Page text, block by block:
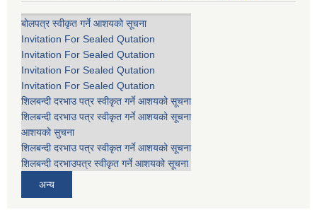
बोलपत्र स्वीकृत गर्ने आशयको सूचना
Invitation For Sealed Qutation
Invitation For Sealed Qutation
Invitation For Sealed Qutation
Invitation For Sealed Qutation
शिलबन्दी दरभाउ पत्र स्वीकृत गर्ने आशयको सूचना
शिलबन्दी दरभाउ पत्र स्वीकृत गर्ने आशयको सूचना
आशयको सुचना
शिलबन्दी दरभाउ पत्र स्वीकृत गर्ने आशयको सूचना
शिलबन्दी दरभाउपत्र स्वीकृत गर्ने आशयको सूचना
अन्य